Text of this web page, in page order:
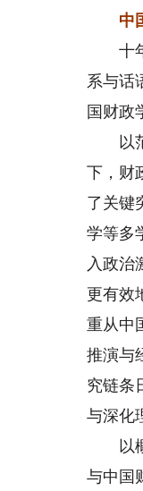
中国
十年
系与话
国财政
以范
下，财
了关键
学等多
入政治
更有效
重从中
推演与
究链条
与深化
以概
与中国